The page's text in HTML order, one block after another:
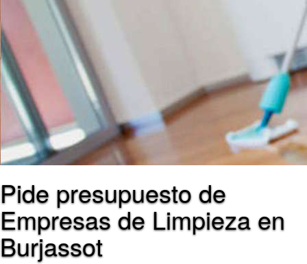
Pide presupuesto de
Empresas de Limpieza en
Burjassot